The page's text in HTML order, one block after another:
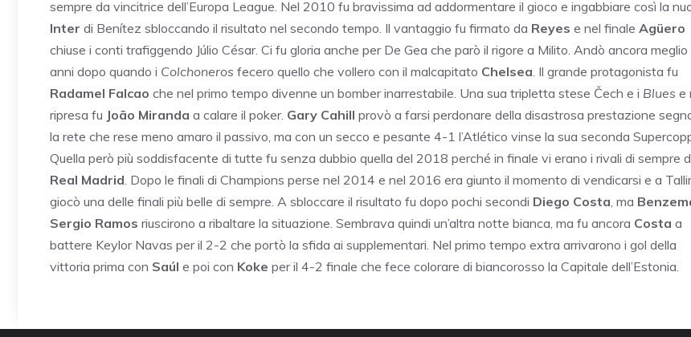
sempre da vincitrice dell’Europa League. Nel 2010 fu bravissima ad addormentare il gioco e ingabbiare così la
Inter di Benítez sbloccando il risultato nel secondo tempo. Il vantaggio fu firmato da Reyes e nel finale Agüero
chiuse i conti trafiggendo Júlio César. Ci fu gloria anche per De Gea che parò il rigore a Milito. Andò ancora meglio
anni dopo quando i Colchoneros fecero quello che vollero con il malcapitato Chelsea. Il grande protagonista fu
Radamel Falcao che nel primo tempo divenne un bomber inarrestabile. Una sua tripletta stese Čech e i Blues e
ripresa fu João Miranda a calare il poker. Gary Cahill provò a farsi perdonare della disastrosa prestazione
la rete che rese meno amaro il passivo, ma con un secco e pesante 4-1 l’Atlético vinse la sua seconda
Quella però più soddisfacente di tutte fu senza dubbio quella del 2018 perché in finale vi erano i rivali di sempre
Real Madrid. Dopo le finali di Champions perse nel 2014 e nel 2016 era giunto il momento di vendicarsi e a
giocò una delle finali più belle di sempre. A sbloccare il risultato fu dopo pochi secondi Diego Costa, ma
Sergio Ramos riuscirono a ribaltare la situazione. Sembrava quindi un’altra notte bianca, ma fu ancora Costa a
battere Keylor Navas per il 2-2 che portò la sfida ai supplementari. Nel primo tempo extra arrivarono i gol della
vittoria prima con Saúl e poi con Koke per il 4-2 finale che fece colorare di biancorosso la Capitale dell’Estonia.